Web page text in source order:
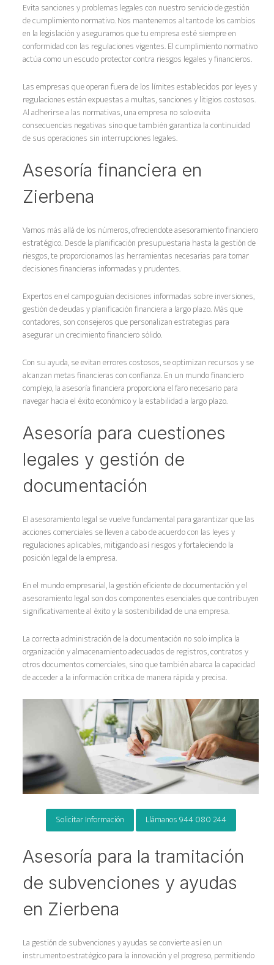
Evita sanciones y problemas legales con nuestro servicio de gestión
de cumplimiento normativo. Nos mantenemos al tanto de los cambios
en la legislación y aseguramos que tu empresa esté siempre en
conformidad con las regulaciones vigentes. El cumplimiento normativo
actúa como un escudo protector contra riesgos legales y financieros.
Las empresas que operan fuera de los límites establecidos por leyes y
regulaciones están expuestas a multas, sanciones y litigios costosos.
Al adherirse a las normativas, una empresa no solo evita
consecuencias negativas sino que también garantiza la continuidad
de sus operaciones sin interrupciones legales.
Asesoría financiera en
Zierbena
Vamos más allá de los números, ofreciendote asesoramiento financiero
estratégico. Desde la planificación presupuestaria hasta la gestión de
riesgos, te proporcionamos las herramientas necesarias para tomar
decisiones financieras informadas y prudentes.
Expertos en el campo guían decisiones informadas sobre inversiones,
gestión de deudas y planificación financiera a largo plazo. Más que
contadores, son consejeros que personalizan estrategias para
asegurar un crecimiento financiero sólido.
Con su ayuda, se evitan errores costosos, se optimizan recursos y se
alcanzan metas financieras con confianza. En un mundo financiero
complejo, la asesoría financiera proporciona el faro necesario para
navegar hacia el éxito económico y la estabilidad a largo plazo.
Asesoría para cuestiones
legales y gestión de
documentación
El asesoramiento legal se vuelve fundamental para garantizar que las
acciones comerciales se lleven a cabo de acuerdo con las leyes y
regulaciones aplicables, mitigando así riesgos y fortaleciendo la
posición legal de la empresa.
En el mundo empresarial, la gestión eficiente de documentación y el
asesoramiento legal son dos componentes esenciales que contribuyen
significativamente al éxito y la sostenibilidad de una empresa.
La correcta administración de la documentación no solo implica la
organización y almacenamiento adecuados de registros, contratos y
otros documentos comerciales, sino que también abarca la capacidad
de acceder a la información crítica de manera rápida y precisa.
Solicitar Información Llámanos 944 080 244
Asesoría para la tramitación
de subvenciones y ayudas
en Zierbena
La gestión de subvenciones y ayudas se convierte así en un
instrumento estratégico para la innovación y el progreso, permitiendo